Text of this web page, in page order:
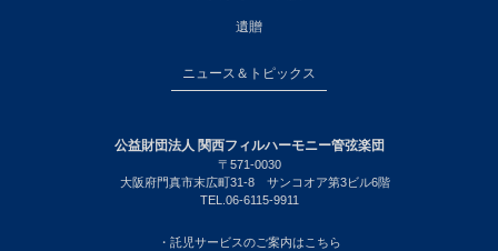
遺贈
ニュース＆トピックス
公益財団法人 関西フィルハーモニー管弦楽団
〒571-0030
大阪府門真市末広町31-8 サンコオア第3ビル6階
TEL.06-6115-9911
・託児サービスのご案内はこちら